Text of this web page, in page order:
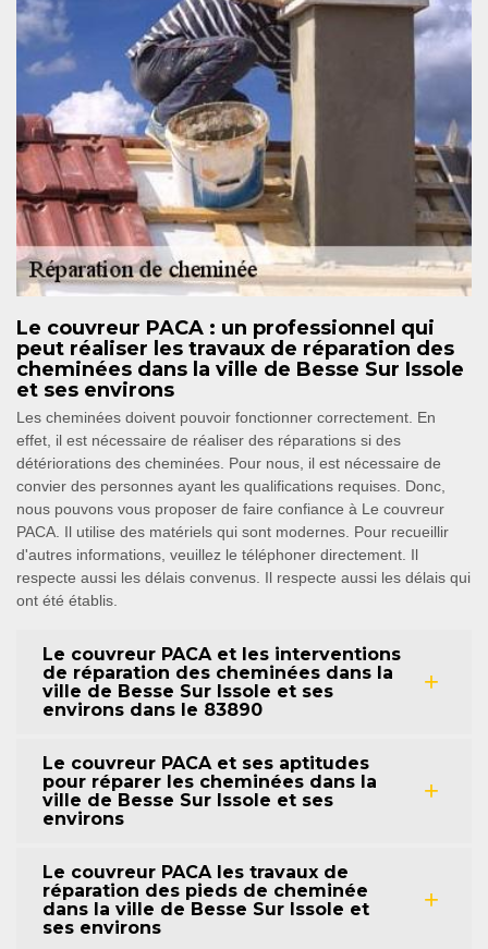
Le couvreur PACA : un professionnel qui
peut réaliser les travaux de réparation des
cheminées dans la ville de Besse Sur Issole
et ses environs
Les cheminées doivent pouvoir fonctionner correctement. En
effet, il est nécessaire de réaliser des réparations si des
détériorations des cheminées. Pour nous, il est nécessaire de
convier des personnes ayant les qualifications requises. Donc,
nous pouvons vous proposer de faire confiance à Le couvreur
PACA. Il utilise des matériels qui sont modernes. Pour recueillir
d'autres informations, veuillez le téléphoner directement. Il
respecte aussi les délais convenus. Il respecte aussi les délais qui
ont été établis.
Le couvreur PACA et les interventions
de réparation des cheminées dans la
ville de Besse Sur Issole et ses
environs dans le 83890
Le couvreur PACA et ses aptitudes
pour réparer les cheminées dans la
ville de Besse Sur Issole et ses
environs
Le couvreur PACA les travaux de
réparation des pieds de cheminée
dans la ville de Besse Sur Issole et
ses environs